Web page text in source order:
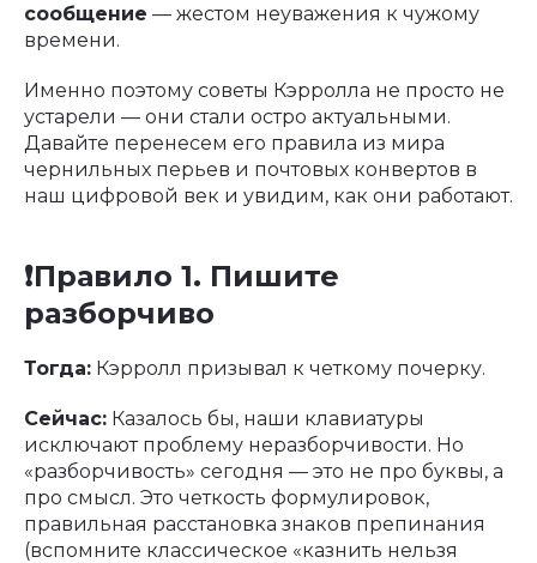
сообщение — жестом неуважения к чужому
времени.
Именно поэтому советы Кэрролла не просто не
устарели — они стали остро актуальными.
Давайте перенесем его правила из мира
чернильных перьев и почтовых конвертов в
наш цифровой век и увидим, как они работают.
❗️Правило 1. Пишите
разборчиво
Тогда: Кэрролл призывал к четкому почерку.
Сейчас: Казалось бы, наши клавиатуры
исключают проблему неразборчивости. Но
«разборчивость» сегодня — это не про буквы, а
про смысл. Это четкость формулировок,
правильная расстановка знаков препинания
(вспомните классическое «казнить нельзя